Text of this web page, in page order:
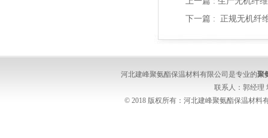
下一篇 : 正规无机纤
河北建峰聚氨酯保温材料有限公司是专业的聚
联系人：郭经理
© 2018 版权所有：河北建峰聚氨酯保温材